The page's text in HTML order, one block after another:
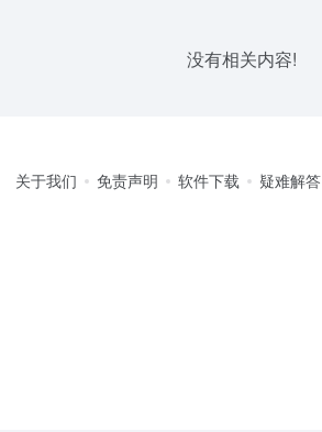
没有相关内容!
关于我们 免责声明 软件下载 疑难解答